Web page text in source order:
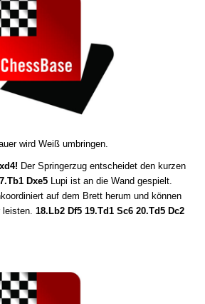
wird Weiß umbringen.
Der Springerzug entscheidet den kurzen
Dxe5
Lupi ist an die Wand gespielt.
auf dem Brett herum und können
18.Lb2 Df5 19.Td1 Sc6 20.Td5 Dc2